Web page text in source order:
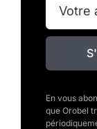
En vous
que Orobel